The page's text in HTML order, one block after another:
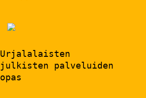
Urjalalaisten
julkisten palveluiden
opas